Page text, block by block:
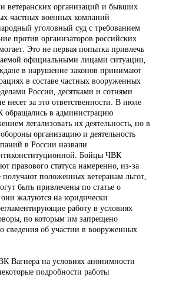
ветеранских организаций и бывших
частных военных компаний
уголовный суд с требованием
против организаторов российских
Это не первая попытка привлечь
официальными лицами ситуации,
в нарушение законов принимают
в составе частных вооруженных
России, десятками и сотнями
несет за это ответственности. В июле
в администрацию
легализовать их деятельность, но в
организацию и деятельность
в России назвали
Бойцы ЧВК
правового статуса намеренно, из-за
получают положенных ветеранам льгот,
быть привлечены по статье о
жалуются на юридически
работу в условиях
по которым им запрещено
сведения об участии в вооруженных
Вагнера на условиях анонимности
подробности работы